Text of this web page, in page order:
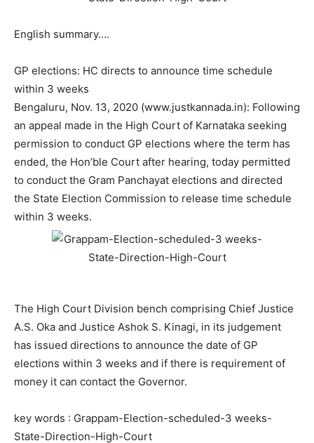
English summary….
GP elections: HC directs to announce time schedule
within 3 weeks
Bengaluru, Nov. 13, 2020 (www.justkannada.in): Following
an appeal made in the High Court of Karnataka seeking
permission to conduct GP elections where the term has
ended, the Hon’ble Court after hearing, today permitted
to conduct the Gram Panchayat elections and directed
the State Election Commission to release time schedule
within 3 weeks.
The High Court Division bench comprising Chief Justice
A.S. Oka and Justice Ashok S. Kinagi, in its judgement
has issued directions to announce the date of GP
elections within 3 weeks and if there is requirement of
money it can contact the Governor.
key words : Grappam-Election-scheduled-3 weeks-
State-Direction-High-Court